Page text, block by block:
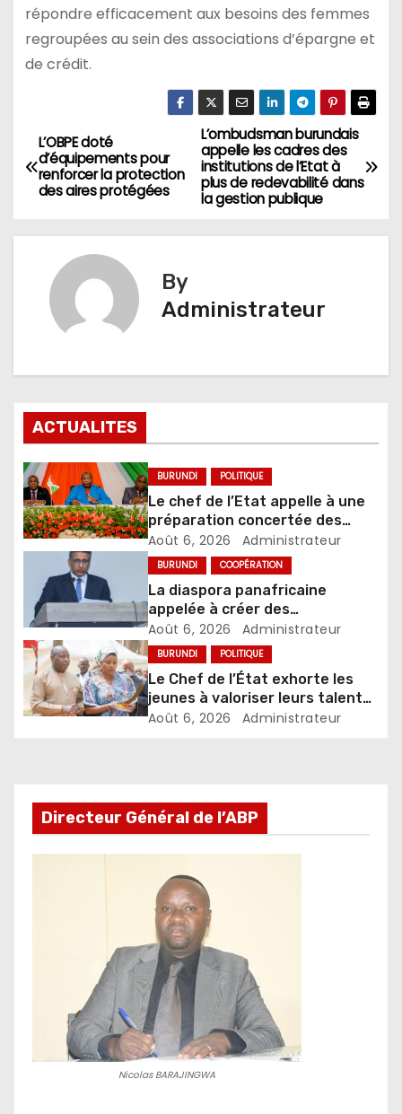
répondre efficacement aux besoins des femmes
regroupées au sein des associations d’épargne et
de crédit.
Navigation
de
L’ombudsman burundais
appelle les cadres des
institutions de l’Etat à
plus de redevabilité dans
la gestion publique
L’OBPE doté
d’équipements pour
renforcer la protection
des aires protégées
By
Administrateur
ACTUALITES
BURUNDI POLITIQUE
Le chef de l’Etat appelle à une
préparation concertée des
élections de 2027
Août 6, 2026 Administrateur
BURUNDI COOPÉRATION
La diaspora panafricaine
appelée à créer des
mécanismes favorisant
l’investissement dans les pays
d’origine
Août 6, 2026 Administrateur
BURUNDI POLITIQUE
Le Chef de l’État exhorte les
jeunes à valoriser leurs talents
pour accélérer le
Août 6, 2026 Administrateur
Directeur Général de l’ABP
Nicolas BARAJINGWA